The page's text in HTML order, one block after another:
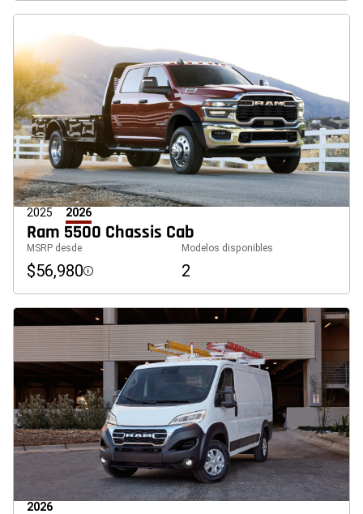
2025 2026
Ram 5500 Chassis Cab
MSRP desde
$56,980 Disclosure
Modelos disponibles
2
2026